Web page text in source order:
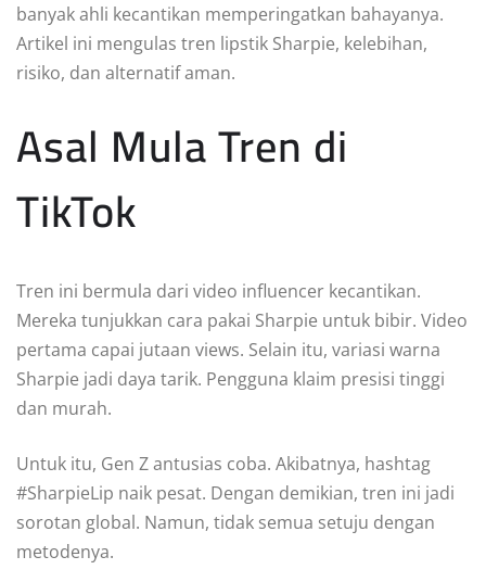
banyak ahli kecantikan memperingatkan bahayanya.
Artikel ini mengulas tren lipstik Sharpie, kelebihan,
risiko, dan alternatif aman.
Asal Mula Tren di
TikTok
Tren ini bermula dari video influencer kecantikan.
Mereka tunjukkan cara pakai Sharpie untuk bibir. Video
pertama capai jutaan views. Selain itu, variasi warna
Sharpie jadi daya tarik. Pengguna klaim presisi tinggi
dan murah.
Untuk itu, Gen Z antusias coba. Akibatnya, hashtag
#SharpieLip naik pesat. Dengan demikian, tren ini jadi
sorotan global. Namun, tidak semua setuju dengan
metodenya.